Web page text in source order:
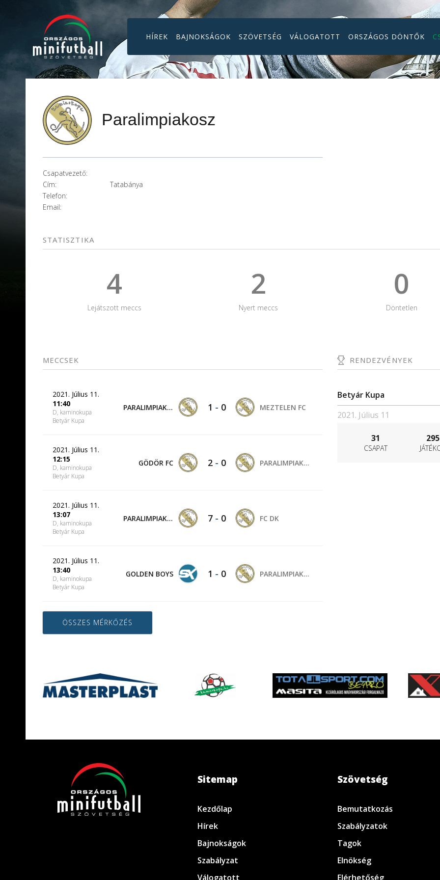
HÍREK BAJNOKSÁGOK SZÖVETSÉG VÁLOGATOTT ORSZÁGOS DÖNTŐK
Paralimpiakosz
Csapatvezető:
Cím:
Tatabánya
Telefon:
Email:
STATISZTIKA
4
Lejátszott meccs
2
Nyert meccs
0
Döntetlen
MECCSEK
2021. Július 11.
11:40
D, kaminokupa
Betyár Kupa
PARALIMPIAKOSZ 1 - 0 MEZTELEN FC
2021. Július 11.
12:15
D, kaminokupa
Betyár Kupa
GÖDÖR FC 2- 0 PARALIMPIAKOSZ
2021. Július 11.
13:07
D, kaminokupa
Betyár Kupa
PARALIMPIAKOSZ 7- 0 FC DK
2021. Július 11.
13:40
D, kaminokupa
Betyár Kupa
GOLDEN BOYS 1 - 0 PARALIMPIAKOSZ
ÖSSZES MÉRKŐZÉS
RENDEZVÉNYEK
Betyár Kupa
2021. Július 11
31
CSAPAT
295
Sitemap
Kezdőlap
Hírek
Bajnokságok
Szabályzat
Válogatott
Szövetség
Bemutatkozás
Szabályzatok
Tagok
Elnökség
Elérhetőség